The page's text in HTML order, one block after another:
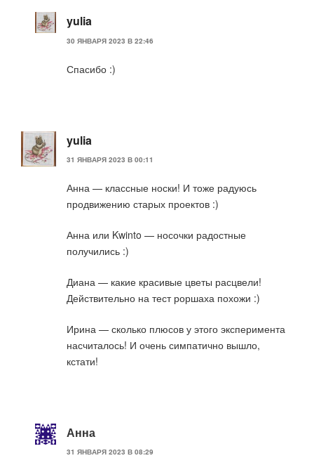
yulia
30 ЯНВАРЯ 2023 В 22:46
Спасибо :)
yulia
31 ЯНВАРЯ 2023 В 00:11
Анна — классные носки! И тоже радуюсь
продвижению старых проектов :)
Анна или Kwinto — носочки радостные
получились :)
Диана — какие красивые цветы расцвели!
Действительно на тест роршаха похожи :)
Ирина — сколько плюсов у этого эксперимента
насчиталось! И очень симпатично вышло,
кстати!
Анна
31 ЯНВАРЯ 2023 В 08:29